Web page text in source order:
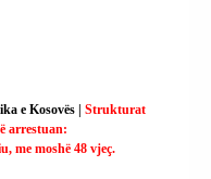
e Kosovës | Strukturat
arrestuan:
me moshë 48 vjeç.